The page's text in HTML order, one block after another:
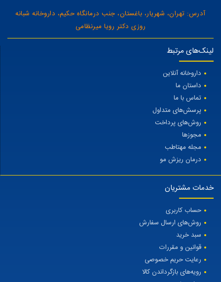
آدرس: تهران، شهریار، باغستان، جنب درمانگاه حکیم، داروخانه شبانه
روزی دکتر رویا میرنظامی
لینک‌های مرتبط
داروخانه آنلاین
داستان ما
تماس با ما
پرسش‌های متداول
روش‌های پرداخت
مجوزها
مجله مهتاطب
درمان ریزش مو
خدمات مشتریان
حساب کاربری
روش‌های ارسال سفارش
سبد خرید
قوانین و مقررات
رعایت حریم خصوصی
رویه‌های بازگرداندن کالا